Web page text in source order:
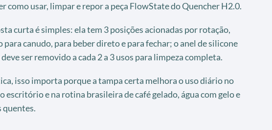
como usar, limpar e repor a peça FlowState do Quencher H2.0.
curta é simples: ela tem 3 posições acionadas por rotação,
para canudo, para beber direto e para fechar; o anel de silicone
ser removido a cada 2 a 3 usos para limpeza completa.
isso importa porque a tampa certa melhora o uso diário no
escritório e na rotina brasileira de café gelado, água com gelo e
quentes.